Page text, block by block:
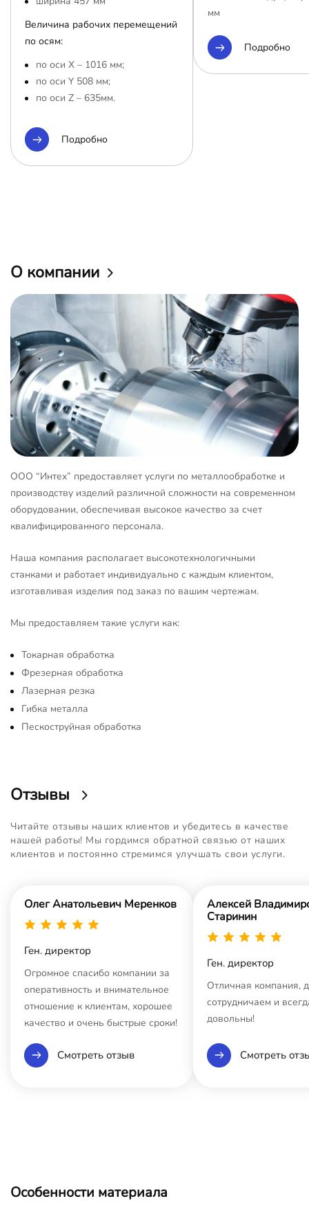
Величина рабочих перемещений
по осям:
по оси Х – 1016 мм;
по оси Y 508 мм;
по оси Z – 635мм.
Подробно
мм
Подробно
О компании
ООО “Интех” предоставляет услуги по металлообработке и
производству изделий различной сложности на современном
оборудовании, обеспечивая высокое качество за счет
квалифицированного персонала.
Наша компания располагает высокотехнологичными
станками и работает индивидуально с каждым клиентом,
изготавливая изделия под заказ по вашим чертежам.
Мы предоставляем такие услуги как:
Токарная обработка
Фрезерная обработка
Лазерная резка
Гибка металла
Пескоструйная обработка
Отзывы
Читайте отзывы наших клиентов и убедитесь в качестве
нашей работы! Мы гордимся обратной связью от наших
клиентов и постоянно стремимся улучшать свои услуги.
Олег Анатольевич Меренков
Ген. директор
Огромное спасибо компании за
оперативность и внимательное
отношение к клиентам, хорошее
качество и очень быстрые сроки!
Смотреть отзыв
Алексей
Старинин
Ген. директор
Отличная компания,
сотрудничаем и
довольны!
Смотреть
Особенности материала